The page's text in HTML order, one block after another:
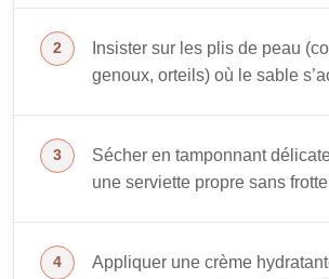
Insister sur les plis de peau
genoux, orteils) où le sable
Sécher en tamponnant
une serviette propre sans
Appliquer une crème